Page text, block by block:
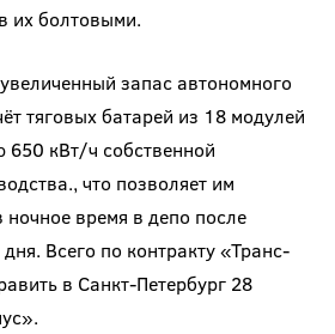
их болтовыми.
запас автономного
тяговых батарей из 18 модулей
650 кВт/ч собственной
что позволяет им
ночное время в депо после
Всего по контракту «Транс-
в Санкт-Петербург 28